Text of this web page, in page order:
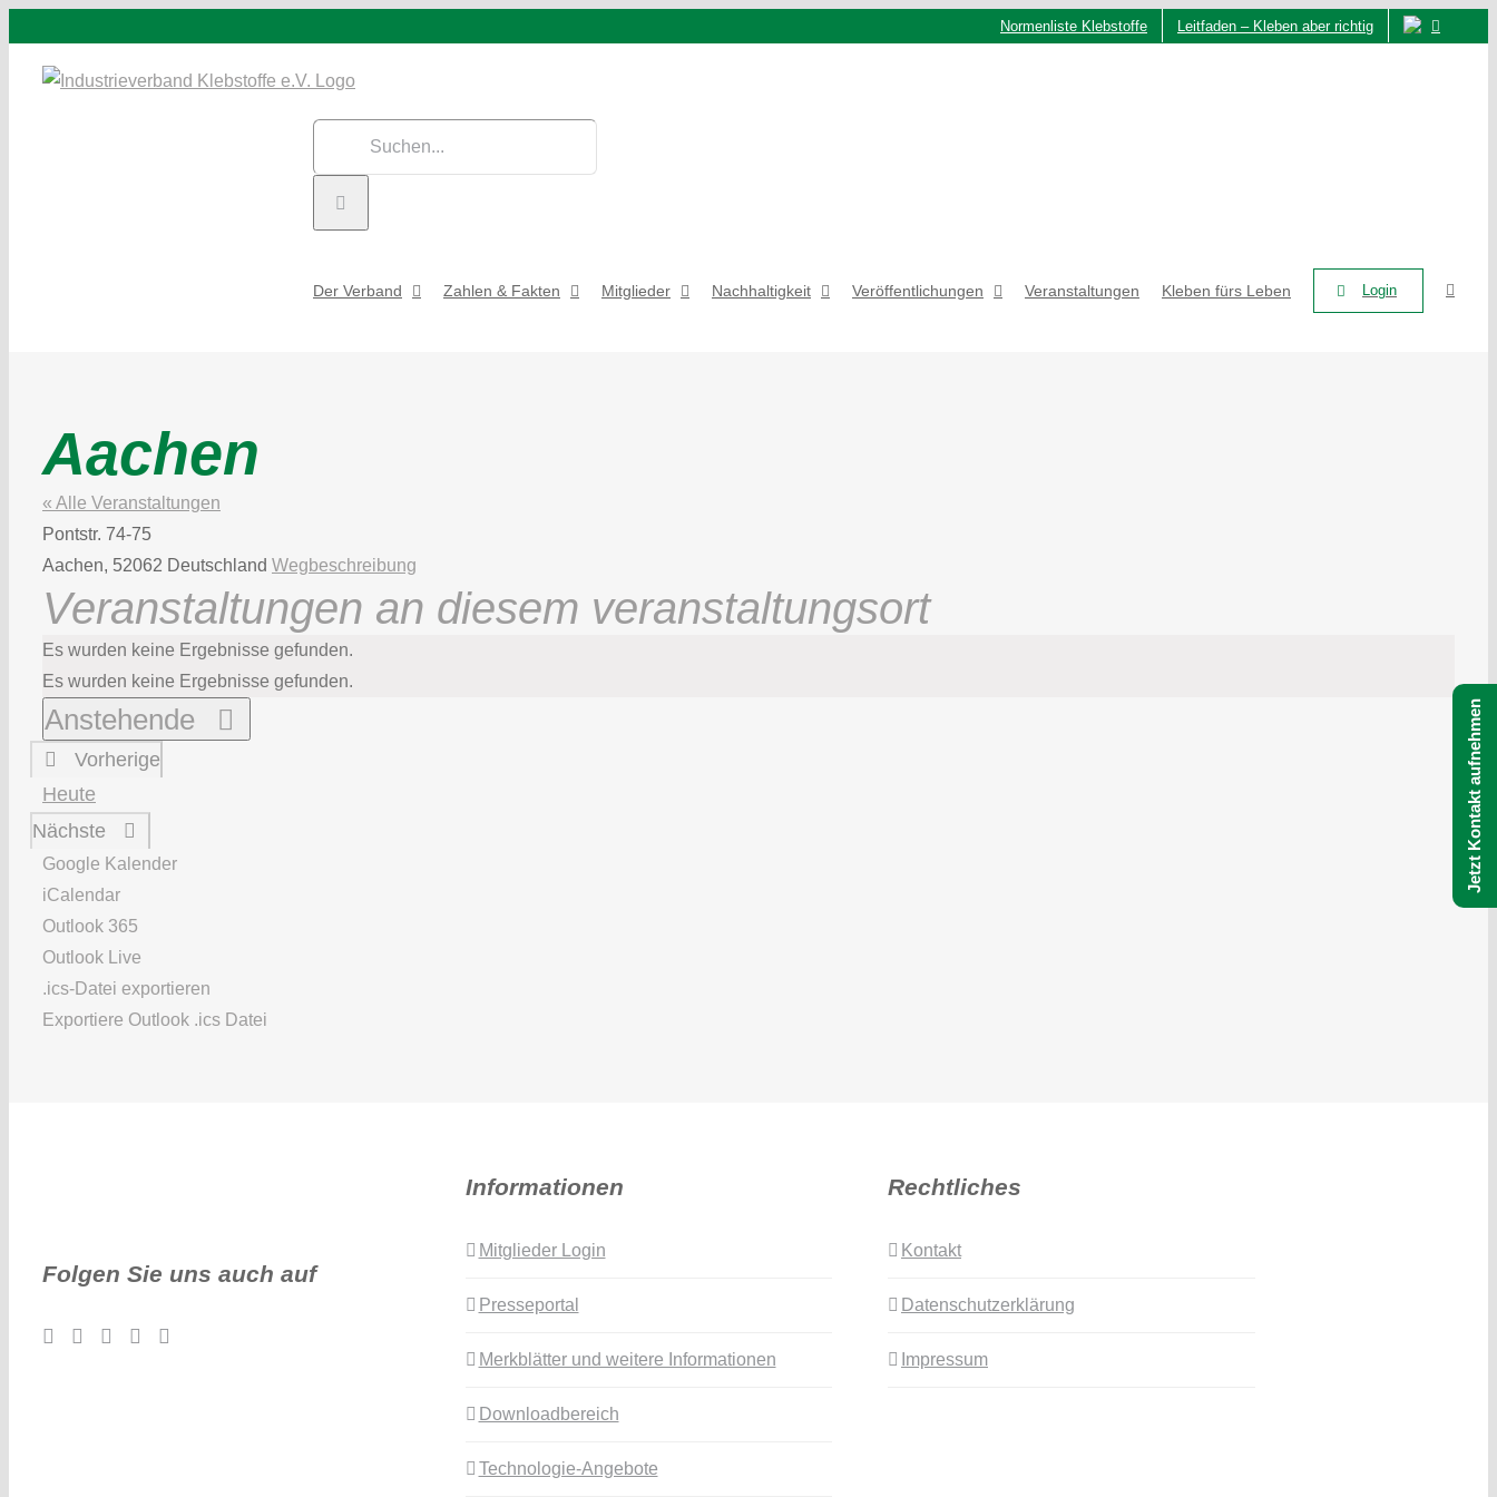
springen
Normenliste Klebstoffe Leitfaden – Kleben aber richtig
Der Verband Zahlen & Fakten Mitglieder Nachhaltigkeit Veröffentlichungen Veranstaltungen Kleben fürs Leben Login
Aachen
« Alle Veranstaltungen
Adresse
Pontstr. 74-75
Aachen, 52062 Deutschland Wegbeschreibung
Veranstaltungen an diesem veranstaltungsort
Hinweis
Es wurden keine Ergebnisse gefunden.
Hinweis
Es wurden keine Ergebnisse gefunden.
Anstehende
Datum
wählen.
Vorherige
Heute
Nächste
Veranstaltungen
Google Kalender
iCalendar
Outlook 365
Outlook Live
.ics-Datei exportieren
Exportiere Outlook .ics Datei
Folgen Sie uns auch auf
Informationen
Mitglieder Login
Presseportal
Merkblätter und weitere Informationen
Downloadbereich
Technologie-Angebote
Rechtliches
Kontakt
Datenschutzerklärung
Impressum
Jetzt Kontakt aufnehmen